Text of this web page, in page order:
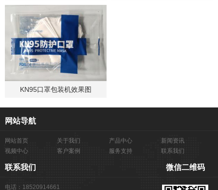
KN95口罩包装机效果图
网站导航
网站首页 关于我们 产品中心
新闻资讯
视频中心
客户案例 服务支持 联系我们
联系我们
电话：18520914661
微信二维码